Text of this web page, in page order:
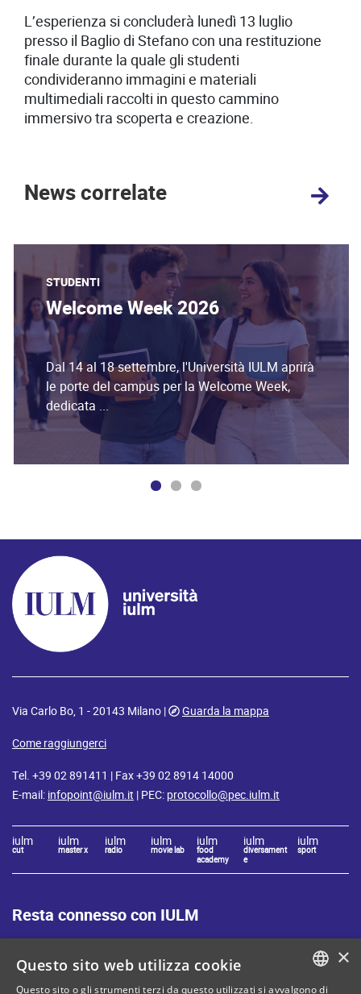
L’esperienza si concluderà lunedì 13 luglio
presso il Baglio di Stefano con una restituzione
finale durante la quale gli studenti
condivideranno immagini e materiali
multimediali raccolti in questo cammino
immersivo tra scoperta e creazione.
News correlate
STUDENTI
Welcome Week 2026
Dal 14 al 18 settembre, l'Università IULM aprirà
le porte del campus per la Welcome Week,
dedicata ...
Via Carlo Bo, 1 - 20143 Milano |
Guarda la mappa
Come raggiungerci
Tel. +39 02 891411 | Fax +39 02 8914 14000
E-mail: infopoint@iulm.it | PEC: protocollo@pec.iulm.it
iulm
cut
iulm
master x
iulm
radio
iulm
movie lab
iulm
food
academy
iulm
diversament
e
iulm
sport
Resta connesso con IULM
×
Questo sito web utilizza cookie
Questo sito o gli strumenti terzi da questo utilizzati si avvalgono di